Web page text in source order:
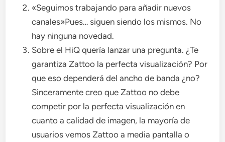
«Seguimos trabajando para añadir nuevos
canales»Pues… siguen siendo los mismos. No
hay ninguna novedad.
Sobre el HiQ quería lanzar una pregunta. ¿Te
garantiza Zattoo la perfecta visualización? Por
que eso dependerá del ancho de banda ¿no?
Sinceramente creo que Zattoo no debe
competir por la perfecta visualización en
cuanto a calidad de imagen, la mayoría de
usuarios vemos Zattoo a media pantalla o